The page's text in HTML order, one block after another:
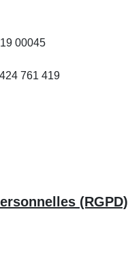
00045
761 419
(RGPD)